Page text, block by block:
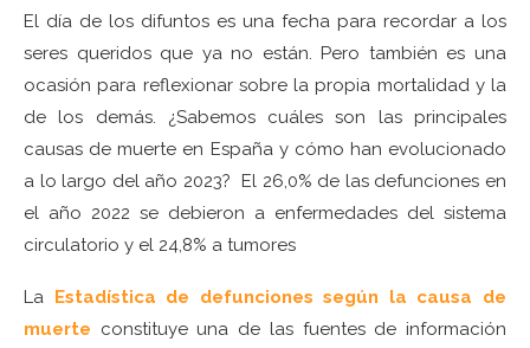
El día de los difuntos es una fecha para recordar a los
seres queridos que ya no están. Pero también es una
ocasión para reflexionar sobre la propia mortalidad y la
de los demás. ¿Sabemos cuáles son las principales
causas de muerte en España y cómo han evolucionado
a lo largo del año 2023? El 26,0% de las defunciones en
el año 2022 se debieron a enfermedades del sistema
circulatorio y el 24,8% a tumores
La Estadística de defunciones según la causa de
muerte constituye una de las fuentes de información